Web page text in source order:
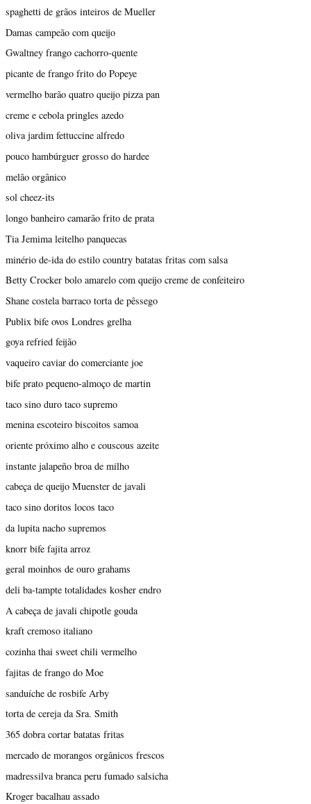
spaghetti de grãos inteiros de Mueller
Damas campeão com queijo
Gwaltney frango cachorro-quente
picante de frango frito do Popeye
vermelho barão quatro queijo pizza pan
creme e cebola pringles azedo
oliva jardim fettuccine alfredo
pouco hambúrguer grosso do hardee
melão orgânico
sol cheez-its
longo banheiro camarão frito de prata
Tia Jemima leitelho panquecas
minério de-ida do estilo country batatas fritas com salsa
Betty Crocker bolo amarelo com queijo creme de confeiteiro
Shane costela barraco torta de pêssego
Publix bife ovos Londres grelha
goya refried feijão
vaqueiro caviar do comerciante joe
bife prato pequeno-almoço de martin
taco sino duro taco supremo
menina escoteiro biscoitos samoa
oriente próximo alho e couscous azeite
instante jalapeño broa de milho
cabeça de queijo Muenster de javali
taco sino doritos locos taco
da lupita nacho supremos
knorr bife fajita arroz
geral moinhos de ouro grahams
deli ba-tampte totalidades kosher endro
A cabeça de javali chipotle gouda
kraft cremoso italiano
cozinha thai sweet chili vermelho
fajitas de frango do Moe
sanduíche de rosbife Arby
torta de cereja da Sra. Smith
365 dobra cortar batatas fritas
mercado de morangos orgânicos frescos
madressilva branca peru fumado salsicha
Kroger bacalhau assado